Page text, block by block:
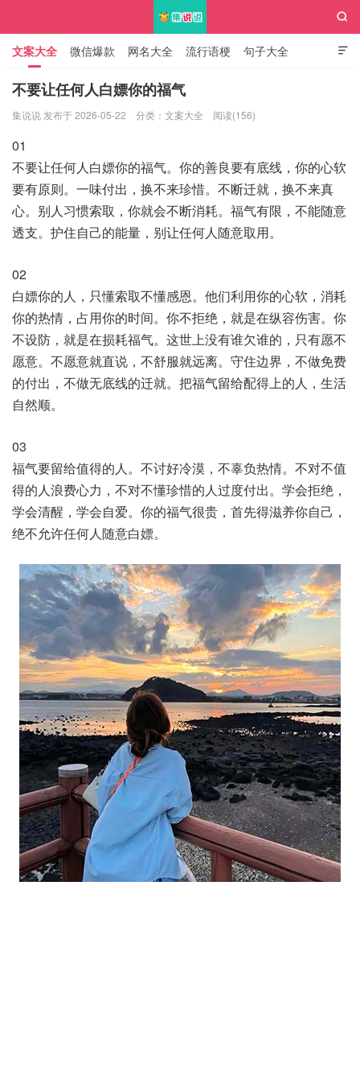

文案大全 微信爆款 网名大全 流行语梗 句子大全
知识大全

不要让任何人白嫖你的福气
集说说 发布于 2026-05-22 分类： 文案大全 阅读(156)
01
不要让任何人白嫖你的福气。你的善良要有底线，你的心软
要有原则。一味付出，换不来珍惜。不断迁就，换不来真
心。别人习惯索取，你就会不断消耗。福气有限，不能随意
透支。护住自己的能量，别让任何人随意取用。
02
白嫖你的人，只懂索取不懂感恩。他们利用你的心软，消耗
你的热情，占用你的时间。你不拒绝，就是在纵容伤害。你
不设防，就是在损耗福气。这世上没有谁欠谁的，只有愿不
愿意。不愿意就直说，不舒服就远离。守住边界，不做免费
的付出，不做无底线的迁就。把福气留给配得上的人，生活
自然顺。
03
福气要留给值得的人。不讨好冷漠，不辜负热情。不对不值
得的人浪费心力，不对不懂珍惜的人过度付出。学会拒绝，
学会清醒，学会自爱。你的福气很贵，首先得滋养你自己，
绝不允许任何人随意白嫖。